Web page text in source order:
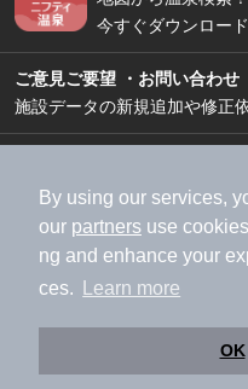
By using our services,
our partners use
ng and enhance your
ces.
Learn more
OK
今すぐダウンロード
ご意見ご要望 ・お問い合わせ
施設データの新規追加や修正
加盟店募集（資料
利用規約
ライフ
特定商取引法に基づ
運営会社